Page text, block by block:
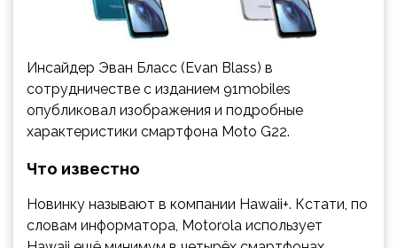
Инсайдер Эван Бласс (Evan Blass) в
сотрудничестве с изданием 91mobiles
опубликовал изображения и подробные
характеристики смартфона Moto G22.
Что известно
Новинку называют в компании Hawaii+. Кстати, по
словам информатора, Motorola использует